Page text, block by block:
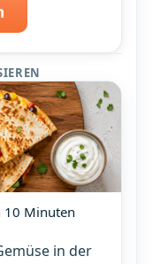
10 Minuten
in der